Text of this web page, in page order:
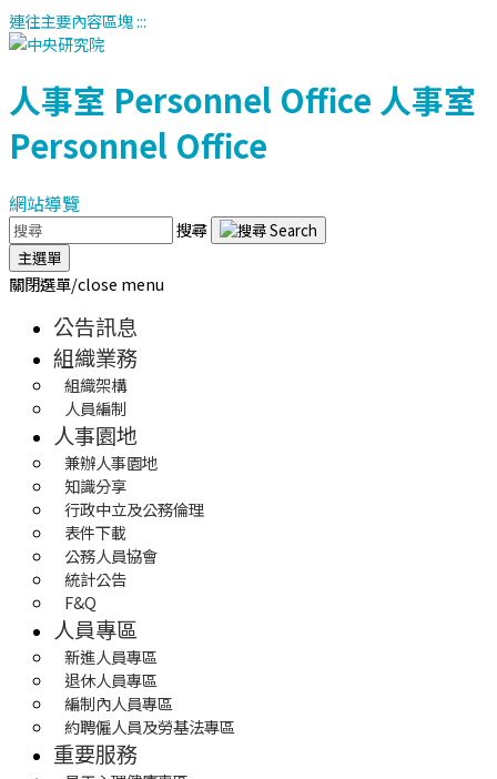
連往主要內容區塊:::
人事室 Personnel Office 人事室
Personnel Office
網站導覽
搜尋
主選單
關閉選單/close menu
公告訊息
組織業務
組織架構
人員編制
人事園地
兼辦人事園地
知識分享
行政中立及公務倫理
表件下載
公務人員協會
統計公告
F&Q
人員專區
新進人員專區
退休人員專區
編制內人員專區
約聘僱人員及勞基法專區
重要服務